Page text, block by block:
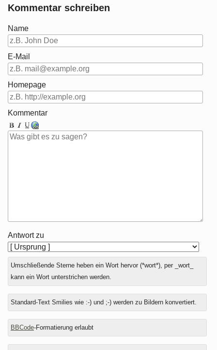
Kommentar schreiben
Name
E-Mail
Homepage
Kommentar
Antwort zu
Umschließende Sterne heben ein Wort hervor (*wort*), per _wort_
kann ein Wort unterstrichen werden.
Standard-Text Smilies wie :-) und ;-) werden zu Bildern konvertiert.
BBCode-Formatierung erlaubt